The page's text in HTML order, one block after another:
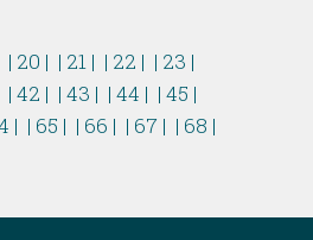
| 20 | | 21 | | 22 | | 23 |
| 42 | | 43 | | 44 | | 45 |
| | 65 | | 66 | | 67 | | 68 |